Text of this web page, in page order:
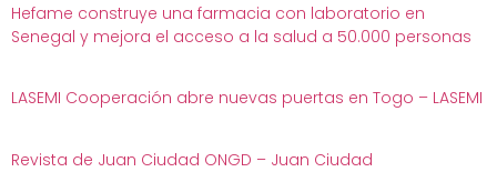
Hefame construye una farmacia con laboratorio en
Senegal y mejora el acceso a la salud a 50.000 personas
LASEMI Cooperación abre nuevas puertas en Togo – LASEMI
Revista de Juan Ciudad ONGD – Juan Ciudad